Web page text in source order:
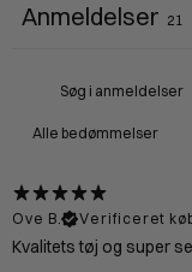
Anmeldelser 21
Ove B.
Verificeret
Kvalitets tøj og super